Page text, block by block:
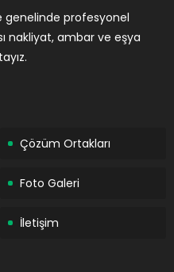
genelinde profesyonel
nakliyat, ambar ve eşya
Çözüm Ortakları
Foto Galeri
İletişim